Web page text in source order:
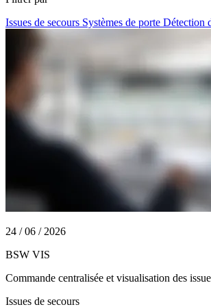
Issues de secours Systèmes de porte Détection
24 / 06 / 2026
BSW VIS
Commande centralisée et visualisation des
Issues de secours